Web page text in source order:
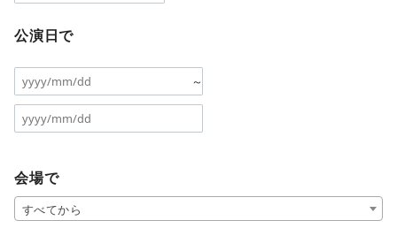
公演日で
～
会場で
すべてから